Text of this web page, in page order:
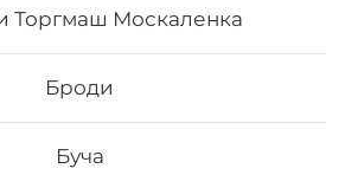
Торгмаш Москаленка
Броди
Буча
з тунцем Maxi(вдвічі
рис, норі, сир філадельфія, огірок,